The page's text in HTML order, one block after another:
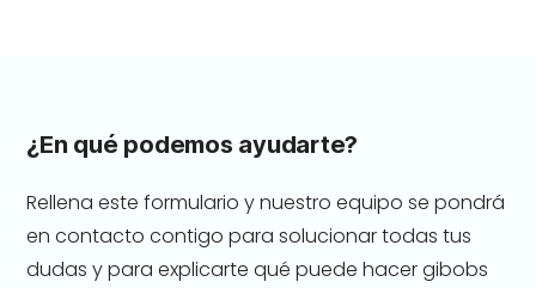
¿En qué podemos ayudarte?
Rellena este formulario y nuestro equipo se pondrá
en contacto contigo para solucionar todas tus
dudas y para explicarte qué puede hacer gibobs